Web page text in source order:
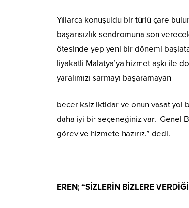
Yıllarca konuşuldu bir türlü çare
başarısızlık sendromuna son
ötesinde yep yeni bir dönemi
liyakatli Malatya’ya hizmet aşkı ile
yaralımızı sarmayı başaramayan
beceriksiz iktidar ve onun vasat yol
daha iyi bir seçeneğiniz var. Genel
görev ve hizmete hazırız.” dedi.
EREN; “SİZLERİN BİZLERE